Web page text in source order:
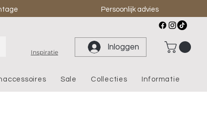
Persoonlijk advies
Inspiratie
Inloggen
Sale Collecties Informatie